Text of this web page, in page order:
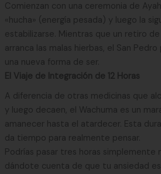
Comienzan con una ceremonia de
«hucha» (energía pesada) y luego la
estabilizarse. Mientras que un retiro
arranca las malas hierbas, el San
una nueva forma de ser.
El Viaje de Integración de 12 Horas
A diferencia de otras medicinas que
y luego decaen, el Wachuma es un
amanecer hasta el atardecer. Esta
da tiempo para realmente pensar.
Podrías pasar tres horas simplemente
dándote cuenta de que tu ansiedad